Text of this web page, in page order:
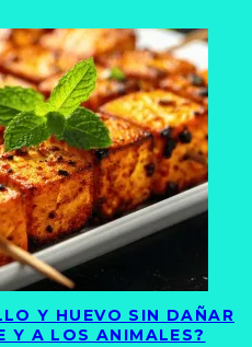
Y HUEVO SIN DAÑAR
Y A LOS ANIMALES?